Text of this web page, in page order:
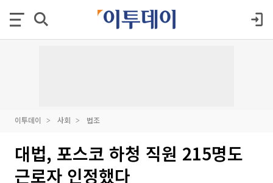
이투데이 사회 법조
대법, 포스코 하청 직원 215명도
근로자 인정했다